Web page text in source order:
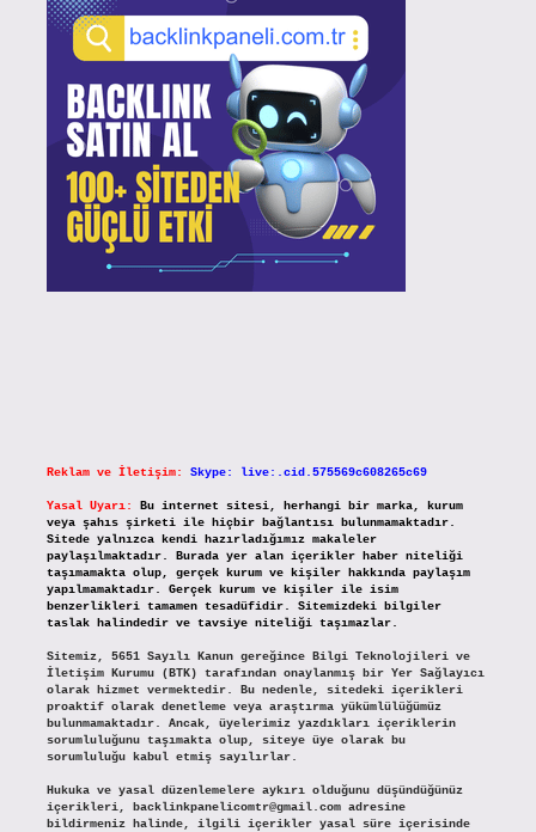
Reklam ve İletişim: Skype: live:.cid.575569c608265c69
Yasal Uyarı:
Bu internet sitesi, herhangi bir marka, kurum
veya şahıs şirketi ile hiçbir bağlantısı bulunmamaktadır.
Sitede yalnızca kendi hazırladığımız makaleler
paylaşılmaktadır. Burada yer alan içerikler haber niteliği
taşımamakta olup, gerçek kurum ve kişiler hakkında paylaşım
yapılmamaktadır. Gerçek kurum ve kişiler ile isim
benzerlikleri tamamen tesadüfidir. Sitemizdeki bilgiler
taslak halindedir ve tavsiye niteliği taşımazlar.
Sitemiz, 5651 Sayılı Kanun gereğince Bilgi Teknolojileri ve
İletişim Kurumu (BTK) tarafından onaylanmış bir Yer Sağlayıcı
olarak hizmet vermektedir. Bu nedenle, sitedeki içerikleri
proaktif olarak denetleme veya araştırma yükümlülüğümüz
bulunmamaktadır. Ancak, üyelerimiz yazdıkları içeriklerin
sorumluluğunu taşımakta olup, siteye üye olarak bu
sorumluluğu kabul etmiş sayılırlar.
Hukuka ve yasal düzenlemelere aykırı olduğunu düşündüğünüz
içerikleri,
backlinkpanelicomtr@gmail.comadresine
bildirmeniz halinde, ilgili içerikler yasal süre içerisinde